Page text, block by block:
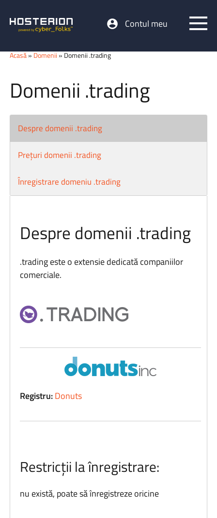
Contul meu
Acasă» Domenii » Domenii .trading
Domenii .trading
Despre domenii .trading
Prețuri domenii .trading
Înregistrare domeniu .trading
Despre domenii .trading
.trading este o extensie dedicată companiilor
comerciale.
Registru:Donuts
Restricții la înregistrare:
nu există, poate să înregistreze oricine